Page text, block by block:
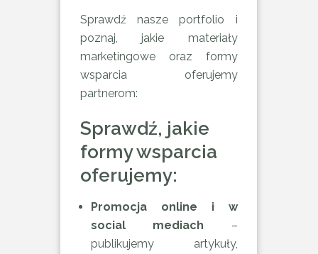
Sprawdź nasze portfolio i
poznaj, jakie materiały
marketingowe oraz formy
wsparcia oferujemy
partnerom:
Sprawdź, jakie
formy wsparcia
oferujemy:
Promocja online i w
social mediach –
publikujemy artykuły,